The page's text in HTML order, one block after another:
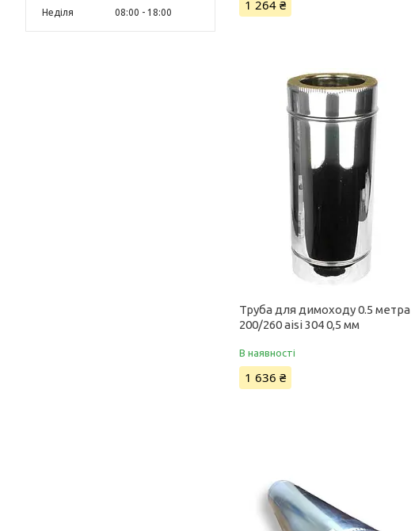
Неділя
08:00 18:00 1 264 ₴
Труба для димоходу 0.5 метра
200/260 aisi 304 0,5 мм
В наявності
1 636 ₴